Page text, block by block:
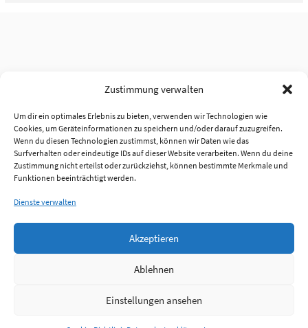
Zustimmung verwalten
Um dir ein optimales Erlebnis zu bieten, verwenden wir Technologien wie
Cookies, um Geräteinformationen zu speichern und/oder darauf zuzugreifen.
Wenn du diesen Technologien zustimmst, können wir Daten wie das
Surfverhalten oder eindeutige IDs auf dieser Website verarbeiten. Wenn du deine
Zustimmung nicht erteilst oder zurückziehst, können bestimmte Merkmale und
Funktionen beeinträchtigt werden.
Dienste verwalten
Akzeptieren
Ablehnen
Einstellungen ansehen
Anmelden